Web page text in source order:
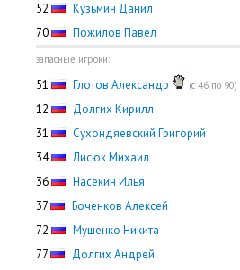
52
Кузьмин Данил
70
Пожилов Павел
запасные игроки:
51 Глотов Александр (с 46 по 90)
12
Долгих Кирилл
31
Сухондяевский Григорий
34
Лисюк Михаил
36
Насекин Илья
37
Боченков Алексей
72
Мушенко Никита
77
Долгих Андрей